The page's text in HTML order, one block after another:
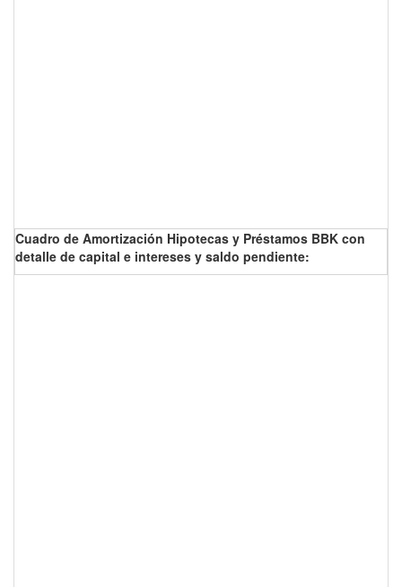
Cuadro de Amortización Hipotecas y Préstamos BBK con
detalle de capital e intereses y saldo pendiente: